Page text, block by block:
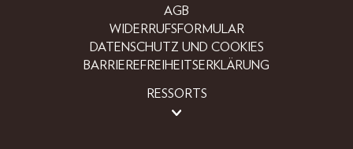
AGB
WIDERRUFSFORMULAR
DATENSCHUTZ UND COOKIES
BARRIEREFREIHEITSERKLÄRUNG
RESSORTS